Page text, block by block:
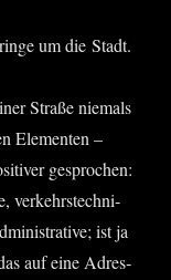
um die Stadt.
Stra­ße nie­mals
Ele­men­ten –
gespro­chen:
ver­kehrs­tech­ni­
ist ja
auf eine Adres­